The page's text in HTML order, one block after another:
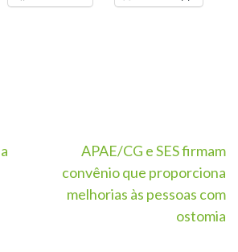
APAE/CG e SES firmam
convênio que proporciona
melhorias às pessoas com
ostomia